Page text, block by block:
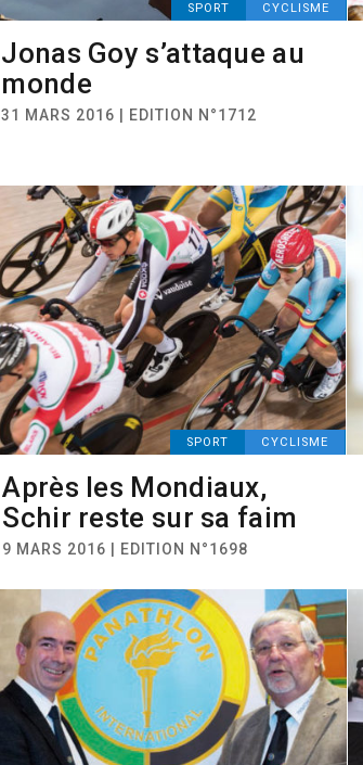
SPORT CYCLISME
Jonas Goy s’attaque au
monde
31 MARS 2016 | EDITION N°1712
SPORT CYCLISME
Après les Mondiaux,
Schir reste sur sa faim
9 MARS 2016 | EDITION N°1698